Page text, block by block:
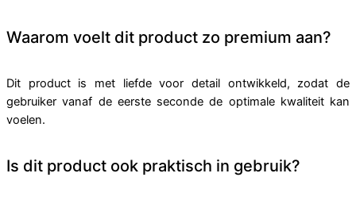
Waarom voelt dit product zo premium aan?
Dit product is met liefde voor detail ontwikkeld, zodat de
gebruiker vanaf de eerste seconde de optimale kwaliteit kan
voelen.
Is dit product ook praktisch in gebruik?